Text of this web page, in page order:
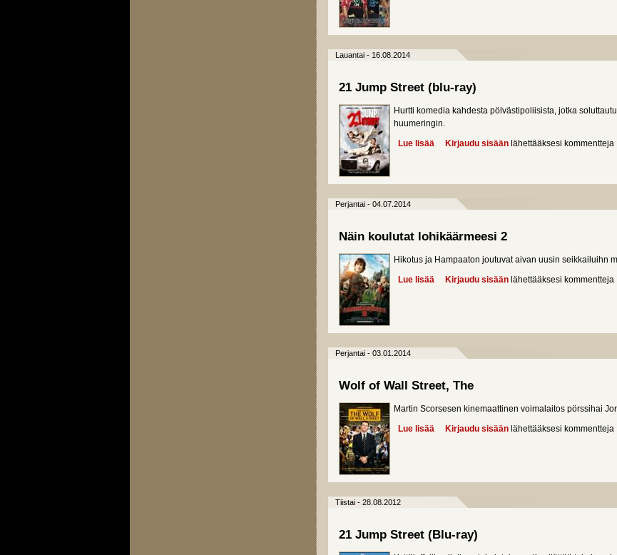
Lauantai - 16.08.2014
21 Jump Street (blu-ray)
Hurtti komedia kahdesta pölvästipoliisista, jotka
huumeringin.
Lue lisää about 21 Jump Street (blu-ray)
Kirjaudu sisään lähettääksesi kommentteja
Perjantai - 04.07.2014
Näin koulutat lohikäärmeesi 2
Hikotus ja Hampaaton joutuvat aivan uusin seikkailuihn
Lue lisää about Näin koulutat lohikäärmeesi 2
Kirjaudu sisään lähettääksesi kommentteja
Perjantai - 03.01.2014
Wolf of Wall Street, The
Martin Scorsesen kinemaattinen voimalaitos pörssihai
Lue lisää about Wolf of Wall Street, The
Kirjaudu sisään lähettääksesi kommentteja
Tiistai - 28.08.2012
21 Jump Street (Blu-ray)